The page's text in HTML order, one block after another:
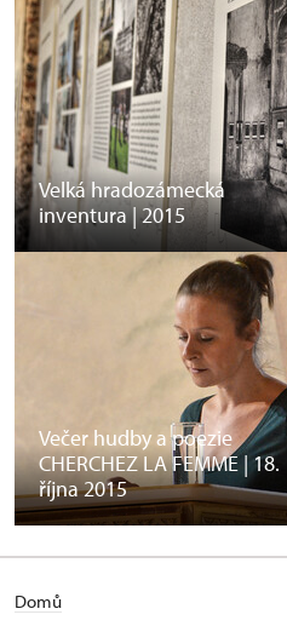
Velká hradozámecká
inventura | 2015
Večer hudby a poezie
CHERCHEZ LA FEMME | 18.
října 2015
Domů